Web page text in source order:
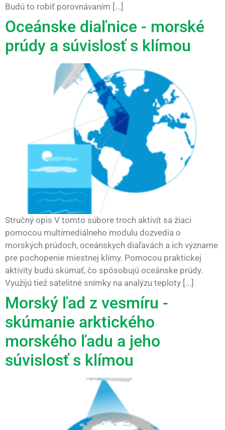
Budú to robiť porovnávaním [...]
Oceánske diaľnice - morské
prúdy a súvislosť s klímou
Stručný opis V tomto súbore troch aktivít sa žiaci
pomocou multimediálneho modulu dozvedia o
morských prúdoch, oceánskych diaľavách a ich význame
pre pochopenie miestnej klímy. Pomocou praktickej
aktivity budú skúmať, čo spôsobujú oceánske prúdy.
Využijú tiež satelitné snímky na analýzu teploty [...]
Morský ľad z vesmíru -
skúmanie arktického
morského ľadu a jeho
súvislosť s klímou